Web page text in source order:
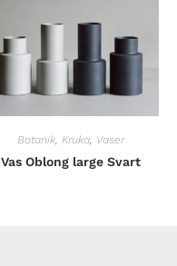
Botanik Kruka Vaser
Vas Oblong large Svart